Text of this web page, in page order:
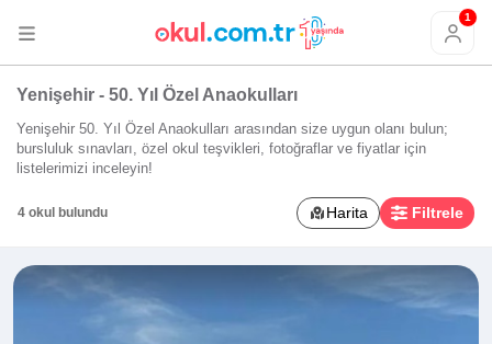
1
Yenişehir - 50. Yıl Özel Anaokulları
Yenişehir 50. Yıl Özel Anaokulları arasından size uygun olanı bulun;
bursluluk sınavları, özel okul teşvikleri, fotoğraflar ve fiyatlar için
listelerimizi inceleyin!
4 okul bulundu Harita Filtrele